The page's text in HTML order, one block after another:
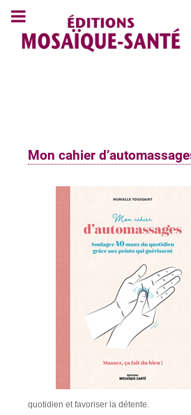
Mon cahier
quotidien et favoriser la détente.